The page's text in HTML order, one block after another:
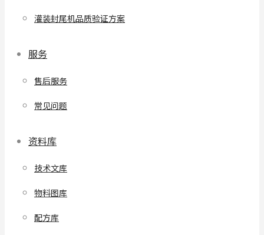
灌装封尾机品质验证方案
服务
售后服务
常见问题
资料库
技术文库
物料图库
配方库